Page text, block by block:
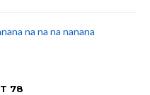
na na na nanana
78